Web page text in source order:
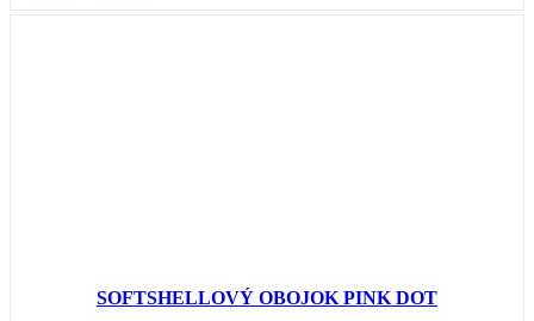
SOFTSHELLOVÝ OBOJOK PINK DOT